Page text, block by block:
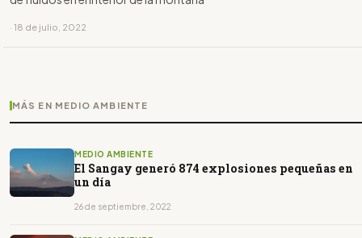
· 18 de julio, 2022
MÁS EN MEDIO AMBIENTE
MEDIO AMBIENTE
El Sangay generó 874 explosiones pequeñas en
un día
26 de septiembre, 2022